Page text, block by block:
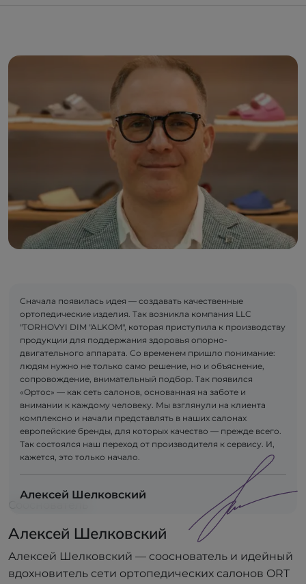
Сначала появилась идея — создавать качественные
ортопедические изделия. Так возникла компания LLC
"TORHOVYI DIM "ALKOM", которая приступила к производству
продукции для поддержания здоровья опорно-
двигательного аппарата. Со временем пришло понимание:
людям нужно не только само решение, но и объяснение,
сопровождение, внимательный подбор. Так появился
«Ортос» — как сеть салонов, основанная на заботе и
внимании к каждому человеку. Мы взглянули на клиента
комплексно и начали представлять в наших салонах
европейские бренды, для которых качество — прежде всего.
Так состоялся наш переход от производителя к сервису. И,
кажется, это только начало.
Алексей Шелковский
Алексей Шелковский
Алексей Шелковский — сооснователь и идейный
вдохновитель сети ортопедических салонов ORT